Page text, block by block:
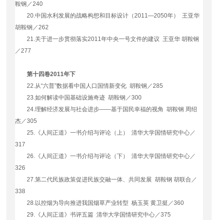
鞍钢／240
20.中国水利发展的战略构想和目标设计（2011—2050年） 王亚华
胡鞍钢／262
21.关于进一步贯彻落实2011年中央一号文件的建议 王亚华 胡鞍钢
／277
第十四卷2011年下
22.从“六普”数据看中国人口国情新变化 胡鞍钢／285
23.如何解读中国基础设施奇迹 胡鞍钢／300
24.理解经济发展与社会进步——基于国民幸福的视角 胡鞍钢 周绍
杰／305
25. 《人间正道》一书介绍与评论（上） 清华大学国情研究中心／
317
26. 《人间正道》一书介绍与评论（下） 清华大学国情研究中心／
326
27.第二代民族政策促进民族交融一体、共同发展 胡鞍钢 胡联合／
338
28.以控烟为导向推进我国烟草产业转型 杨玉英 黄卫挺／360
29. 《人间正道》书评五篇 清华大学国情研究中心／375